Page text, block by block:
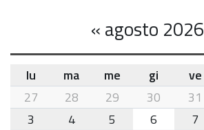
«agosto 2026
month-
8
lu ma me gi ve
27
28 29 30 31
3
4 5 6 7